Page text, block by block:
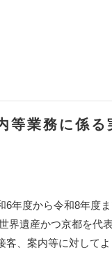
業務に係る
6年度から令和8年度
界遺産かつ京都を代
客、案内等に対して